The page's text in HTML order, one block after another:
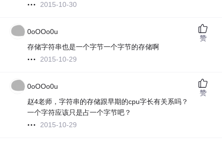
2015-10-30
0oOOo0u
存储字符串也是一个字节一个字节的存储啊
2015-10-29
赞
0oOOo0u
赵4老师，字符串的存储跟早期的cpu字长有关系吗？
一个字符应该只是占一个字节吧？
2015-10-29
赞